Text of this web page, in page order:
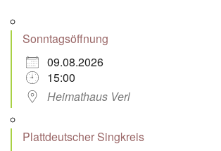
Sonntagsöffnung
09.08.2026
15:00
Heimathaus Verl
Plattdeutscher Singkreis